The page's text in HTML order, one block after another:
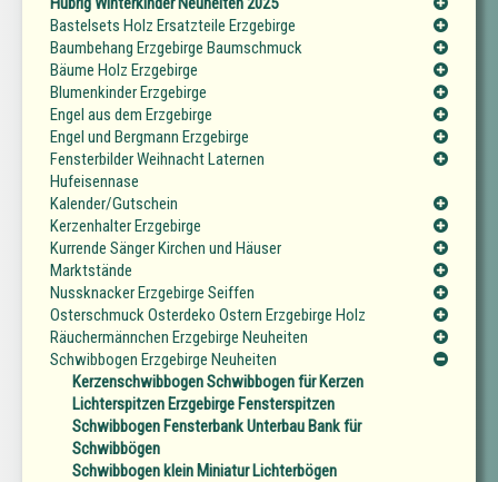
Bastelsets Holz Ersatzteile Erzgebirge
Baumbehang Erzgebirge Baumschmuck
Bäume Holz Erzgebirge
Blumenkinder Erzgebirge
Engel aus dem Erzgebirge
Engel und Bergmann Erzgebirge
Fensterbilder Weihnacht Laternen
Hufeisennase
Kalender/Gutschein
Kerzenhalter Erzgebirge
Kurrende Sänger Kirchen und Häuser
Marktstände
Nussknacker Erzgebirge Seiffen
Osterschmuck Osterdeko Ostern Erzgebirge Holz
Räuchermännchen Erzgebirge Neuheiten
Schwibbogen Erzgebirge Neuheiten
Kerzenschwibbogen Schwibbogen für Kerzen
Lichterspitzen Erzgebirge Fensterspitzen
Schwibbogen Fensterbank Unterbau Bank für
Schwibbögen
Schwibbogen klein Miniatur Lichterbögen